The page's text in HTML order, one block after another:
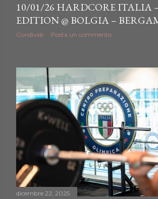
10/01/26 HARDCORE ITALIA
EDITION @ BOLGIA –
Condividi Posta un commento
dicembre 22, 2025